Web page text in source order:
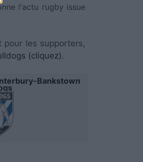
l'actu rugby issue
les supporters,
(cliquez).
Bankstown